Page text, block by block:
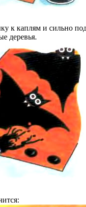
к каплям и сильно
деревья.